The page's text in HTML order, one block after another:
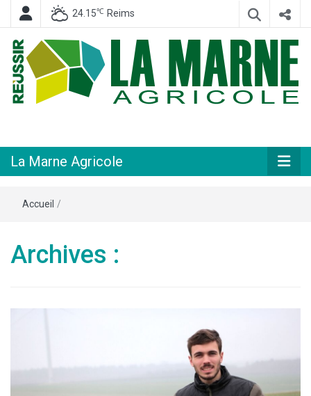
24.15℃ Reims
Agricole
La Marne Agricole
Accueil /
Archives :